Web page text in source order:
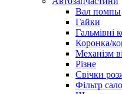
Вал помпы
Гайки
Гальмівні
Коронка/
Механізм
Різне
Свічки
Фільтр